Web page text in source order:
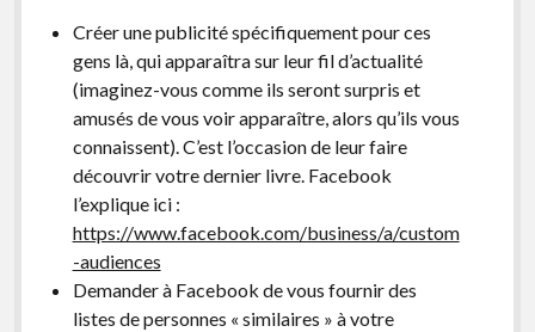
Créer une publicité spécifiquement pour ces
gens là, qui apparaîtra sur leur fil d’actualité
(imaginez-vous comme ils seront surpris et
amusés de vous voir apparaître, alors qu’ils vous
connaissent). C’est l’occasion de leur faire
découvrir votre dernier livre. Facebook
l’explique ici :
https://www.facebook.com/business/a/custom
-audiences
Demander à Facebook de vous fournir des
listes de personnes « similaires » à votre